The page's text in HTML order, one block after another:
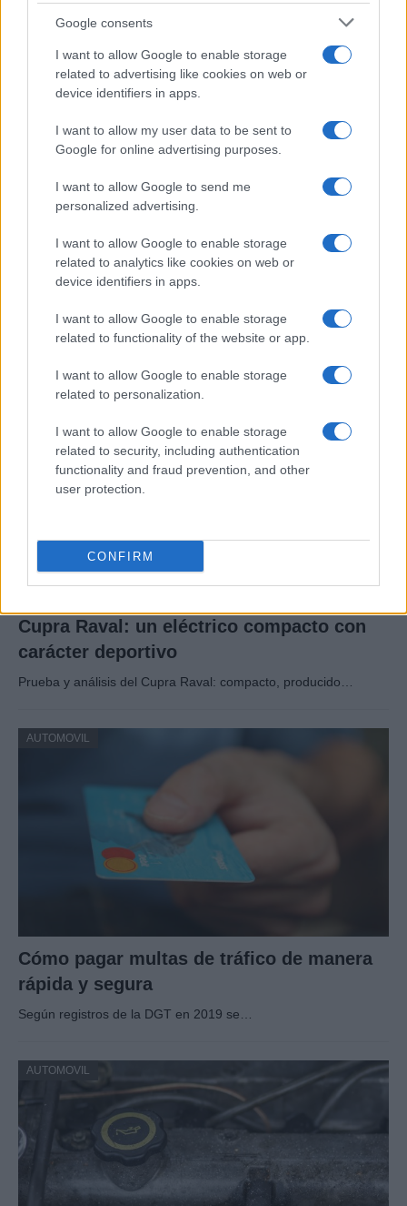
Google consents
I want to allow Google to enable storage
related to advertising like cookies on web or
device identifiers in apps.
I want to allow my user data to be sent to
Google for online advertising purposes.
I want to allow Google to send me
personalized advertising.
I want to allow Google to enable storage
related to analytics like cookies on web or
device identifiers in apps.
I want to allow Google to enable storage
related to functionality of the website or app.
I want to allow Google to enable storage
related to personalization.
I want to allow Google to enable storage
related to security, including authentication
functionality and fraud prevention, and other
user protection.
CONFIRM
La DGT aprobó el año pasado un paquetes…
AUTOMOVIL
Guía definitiva para comprar coches
chinos en España con seguridad
Aprende a evaluar la calidad, seguridad y garantías…
Cupra Raval: un eléctrico compacto con
carácter deportivo
Prueba y análisis del Cupra Raval: compacto, producido…
AUTOMOVIL
Cómo pagar multas de tráfico de manera
rápida y segura
Según registros de la DGT en 2019 se…
AUTOMOVIL